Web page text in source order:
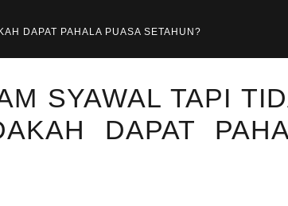
DAPAT PAHALA PUASA SETAHUN?
SYAWAL TAPI
DAPAT